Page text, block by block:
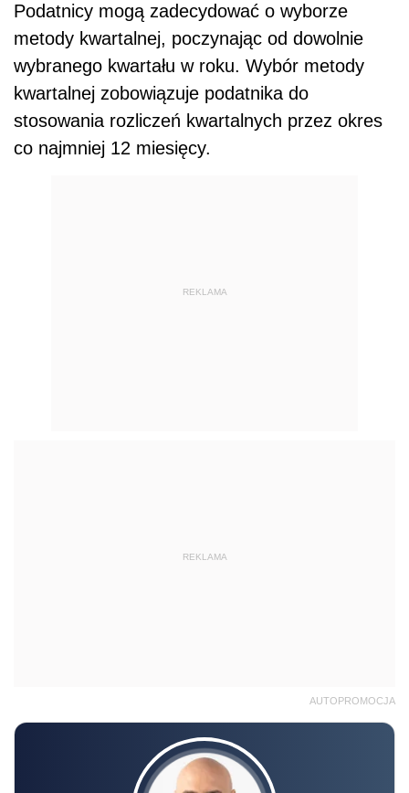
Podatnicy mogą zadecydować o wyborze
metody kwartalnej, poczynając od dowolnie
wybranego kwartału w roku. Wybór metody
kwartalnej zobowiązuje podatnika do
stosowania rozliczeń kwartalnych przez okres
co najmniej 12 miesięcy.
REKLAMA
REKLAMA
AUTOPROMOCJA